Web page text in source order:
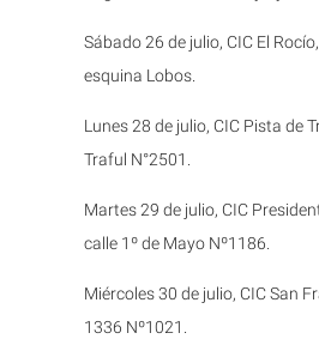
Sábado 26 de julio, CIC El
esquina Lobos.
Lunes 28 de julio, CIC Pista de
Traful N°2501.
Martes 29 de julio, CIC
calle 1º de Mayo Nº1186.
Miércoles 30 de julio, CIC San
1336 Nº1021.